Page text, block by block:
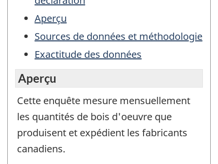
Aperçu
Sources de données et méthodologie
Exactitude des données
Aperçu
Cette enquête mesure mensuellement
les quantités de bois d'oeuvre que
produisent et expédient les fabricants
canadiens.